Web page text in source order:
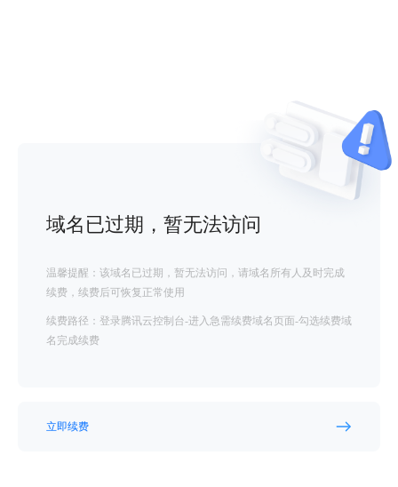
域名已过期，暂无法访问
温馨提醒：该域名已过期，暂无法访问，请域名所有人及时完成
续费，续费后可恢复正常使用
续费路径：登录腾讯云控制台-进入急需续费域名页面-勾选续费域
名完成续费
立即续费